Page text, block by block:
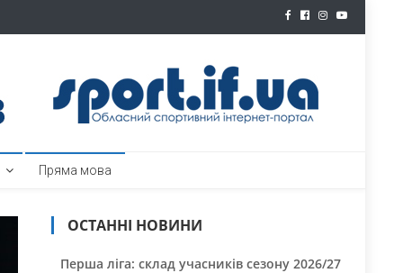
Пряма мова
ОСТАННІ НОВИНИ
Перша ліга: склад учасників сезону 2026/27